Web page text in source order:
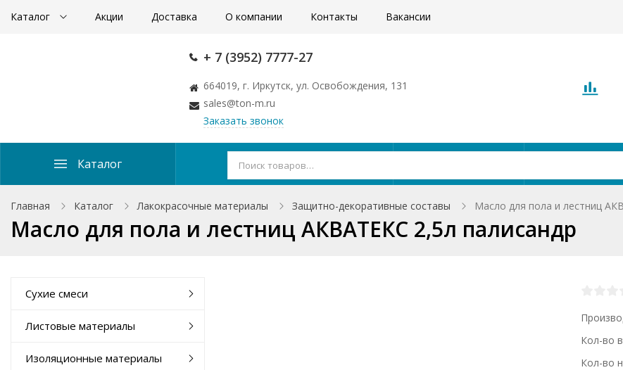
Каталог Акции Доставка О компании Контакты Вакансии
+ 7 (3952) 7777-27
664019, г. Иркутск, ул. Освобождения, 131
sales@ton-m.ru
Заказать звонок
Каталог
Главная Каталог Лакокрасочные материалы Защитно-декоративные составы Масло для пола и лестниц
Масло для пола и лестниц АКВАТЕКС 2,5л палисандр
Сухие смеси
Листовые материалы
Изоляционные материалы
Кол-во
Кол-во